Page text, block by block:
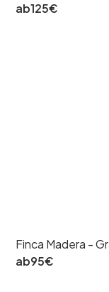
ab125€
Finca Madera -
ab95€